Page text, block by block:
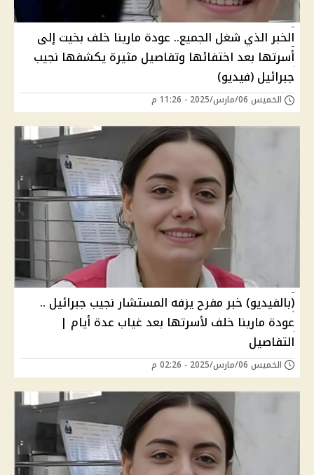
الخبر الذي شغل الجميع.. عودة مارينا خلف بخيت إلى
أسرتها بعد اختفائها وتفاصيل مثيرة يكشفها نجيب
جبرائيل (فيديو)
الخميس 06/مارس/2025 - 11:26 م
(بالفيديو) خبر مفرح يزفه المستشار نجيب جبرائيل ..
عودة مارينا خلف لأسرتها بعد غياب عدة أيام |
التفاصيل
الخميس 06/مارس/2025 - 02:26 م